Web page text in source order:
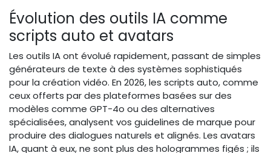
Évolution des outils IA comme
scripts auto et avatars
Les outils IA ont évolué rapidement, passant de simples
générateurs de texte à des systèmes sophistiqués
pour la création vidéo. En 2026, les scripts auto, comme
ceux offerts par des plateformes basées sur des
modèles comme GPT-4o ou des alternatives
spécialisées, analysent vos guidelines de marque pour
produire des dialogues naturels et alignés. Les avatars
IA, quant à eux, ne sont plus des hologrammes figés ; ils